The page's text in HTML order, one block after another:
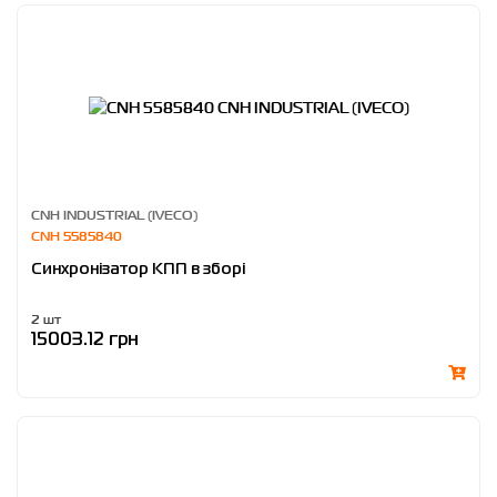
CNH INDUSTRIAL (IVECO)
CNH 5585840
Синхронізатор КПП в зборі
2 шт
15003.12 грн